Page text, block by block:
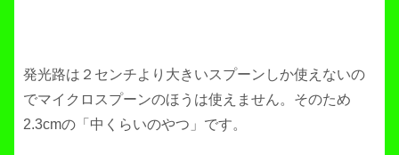
発光路は２センチより大きいスプーンしか使えないの
でマイクロスプーンのほうは使えません。そのため
2.3cmの「中くらいのやつ」です。